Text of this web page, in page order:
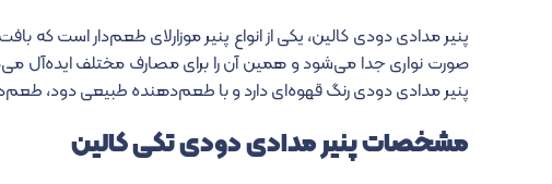
پنیر مدادی دودی کالین، یکی از انواع پنیر موزارلای طعم‌دار است
پنیر مدادی دودی رنگ قهوه‌ای دارد و با طعم‌دهنده طبیعی دود،
مشخصات پنیر مدادی دودی تکی کالین